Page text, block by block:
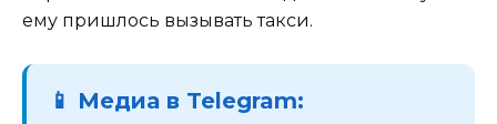
ему пришлось вызывать такси.
📱 Медиа в Telegram: